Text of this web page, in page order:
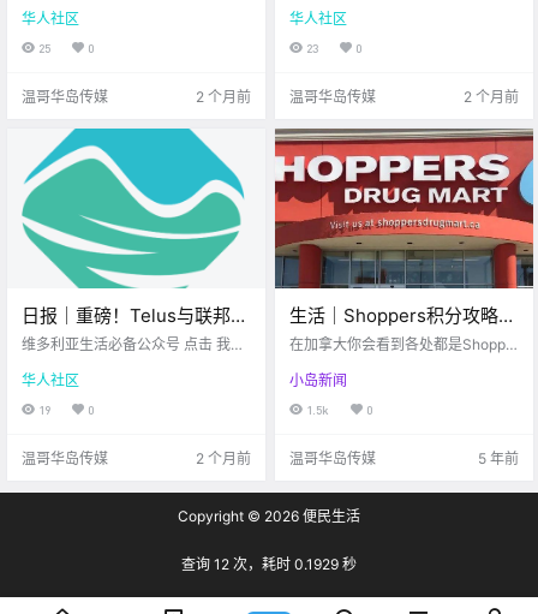
凌晨你被安珀警报惊醒了
吗？孩子已安全获救！
想一直在你身边 大家周一好呀~ 新
的一周开始了 希望大家今天工作或
华人社区
25 0
温哥华岛传媒 2 个月前
想一直在你身边 在这个生活成本不
断攀升的时代 聪明消费已经成为了
华人社区
23 0
温哥华岛传媒 2 个月前
日报｜重磅！Telus与联邦政
府联手，在BC省打造主权AI
赛车，导致翻车事故！
维多利亚生活必备公众号 点击 我在
想一直在你身边 公元2026年5月11
日 农历3月25日 星期一 金牛座 <
华人社区
19 0
温哥华岛传媒 2 个月前
生活｜Shoppers积分攻略，
学会打6.7折的秘密！！
在加拿大你会看到各处都是Shopper
于加拿大最大的零售商Loblaws，它
可以算作是我们常见的生活超市，
因为除了药品，保健品，护理品
用品，乃至于还有食.
小岛新闻
1.5k 0
温哥华岛传媒 5 年前
Copyright © 2026 便民生活
查询 12 次，耗时 0.1929 秒